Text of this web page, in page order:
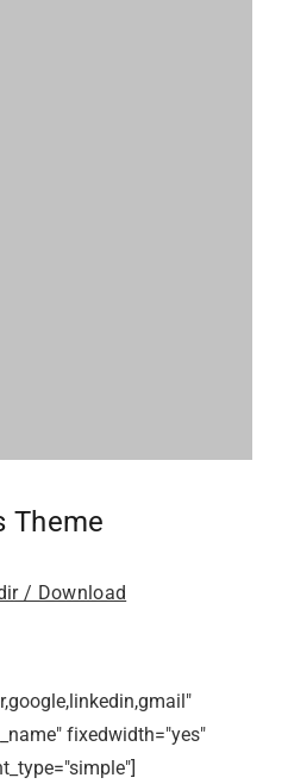
Theme
/ Download
fixedwidth="yes"